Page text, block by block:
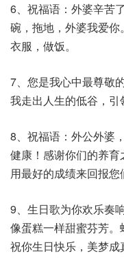
6、祝福语：外婆辛苦
碗，拖地，外婆我爱
衣服，做饭。
7、您是我心中最尊敬
我走出人生的低谷，引
8、祝福语：外公外婆
健康！感谢你们的养育
用最好的成绩来回报您
9、生日歌为你欢乐奏
像蛋糕一样甜蜜芬芳。
祝你生日快乐，美梦成